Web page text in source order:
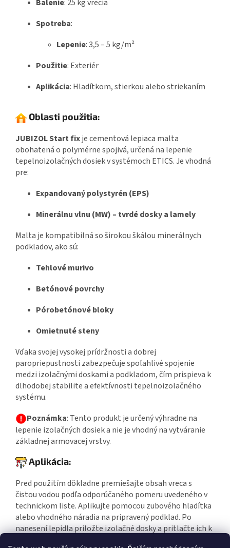
Balenie: 25 kg vrecia
Spotreba:
Lepenie:3,5 – 5 kg/m²
Použitie: Exteriér
Aplikácia: Hladítkom, stierkou alebo striekaním
Oblasti použitia:
JUBIZOL Start fixje cementová lepiaca malta
obohatená o polymérne spojivá, určená na lepenie
tepelnoizolačných dosiek v systémoch ETICS.Je vhodná
pre:
Expandovaný polystyrén (EPS)
Minerálnu vlnu (MW) – tvrdé dosky a lamely
Malta je kompatibilná so širokou škálou minerálnych
podkladov, ako sú:
Tehlové murivo
Betónové povrchy
Pórobetónové bloky
Omietnuté steny
Vďaka svojej vysokej prídržnosti a dobrej
paropriepustnosti zabezpečuje spoľahlivé spojenie
medzi izolačnými doskami a podkladom, čím prispieva k
dlhodobej stabilite a efektívnosti tepelnoizolačného
systému.
Poznámka: Tento produkt je určený výhradne na
lepenie izolačných dosiek a nie je vhodný na vytváranie
základnej armovacej vrstvy.
Aplikácia:
Pred použitím dôkladne premiešajte obsah vreca s
čistou vodou podľa odporúčaného pomeru uvedeného v
technickom liste.Aplikujte pomocou zubového hladítka
alebo vhodného náradia na pripravený podklad. Po
nanesení lepidla priložte izolačné dosky a pritlačte ich k